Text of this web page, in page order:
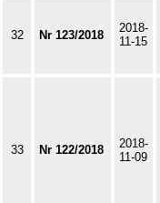
32 Nr 123/2018
2018-
11-15
33 Nr 122/2018
2018-
11-09